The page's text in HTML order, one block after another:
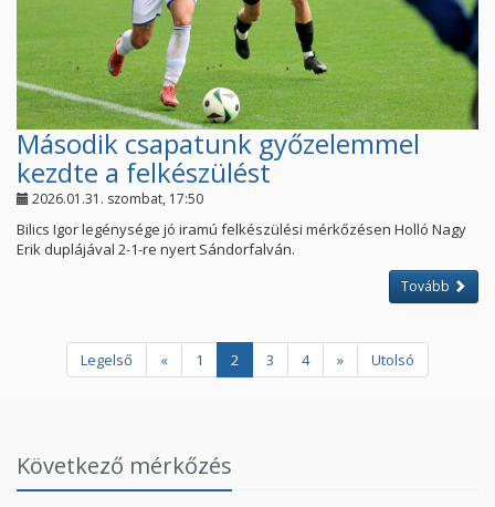
Második csapatunk győzelemmel
kezdte a felkészülést
2026.01.31. szombat, 17:50
Bilics Igor legénysége jó iramú felkészülési mérkőzésen Holló Nagy
Erik duplájával 2-1-re nyert Sándorfalván.
Tovább
Legelső « 1 2 3 4 » Utolsó
Következő mérkőzés